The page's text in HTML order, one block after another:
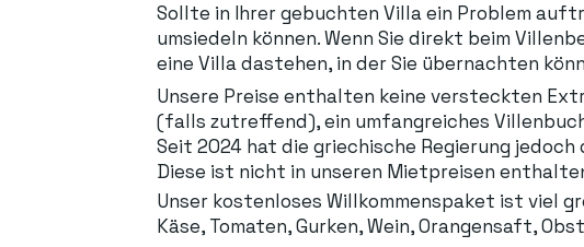
Sollte in Ihrer gebuchten Villa ein Problem
umsiedeln können. Wenn Sie direkt beim
eine Villa dastehen, in der Sie übernachten
Unsere Preise enthalten keine versteckten
(falls zutreffend), ein umfangreiches
Seit 2024 hat die griechische Regierung
Diese ist nicht in unseren Mietpreisen
Unser kostenloses Willkommenspaket ist viel
Käse, Tomaten, Gurken, Wein, Orangensaft,